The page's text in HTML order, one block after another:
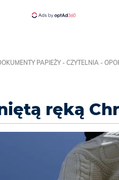
PAPIEŻY - CZYTELNIA -
ręką